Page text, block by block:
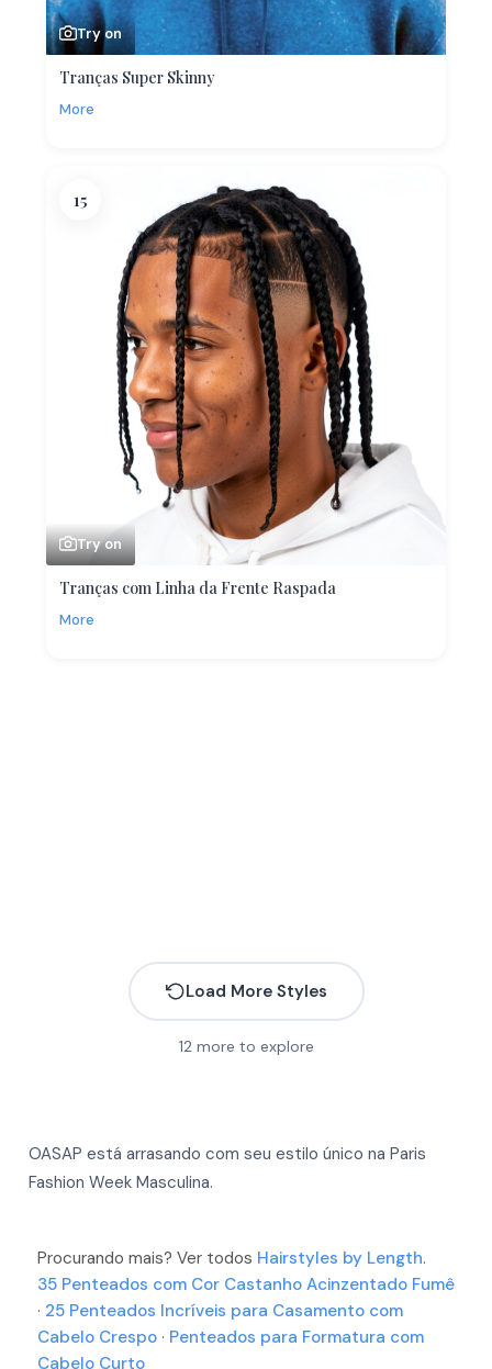
Try on
Tranças Super Skinny
More
15
Try on
Tranças com Linha da Frente Raspada
More
More
More
More
More
More
More
More
Load More Styles
12more to explore
OASAP está arrasando com seu estilo único na Paris
Fashion Week Masculina.
Procurando mais? Ver todos Hairstyles by Length.
35 Penteados com Cor Castanho Acinzentado Fumê
· 25 Penteados Incríveis para Casamento com
Cabelo Crespo · Penteados para Formatura com
Cabelo Curto